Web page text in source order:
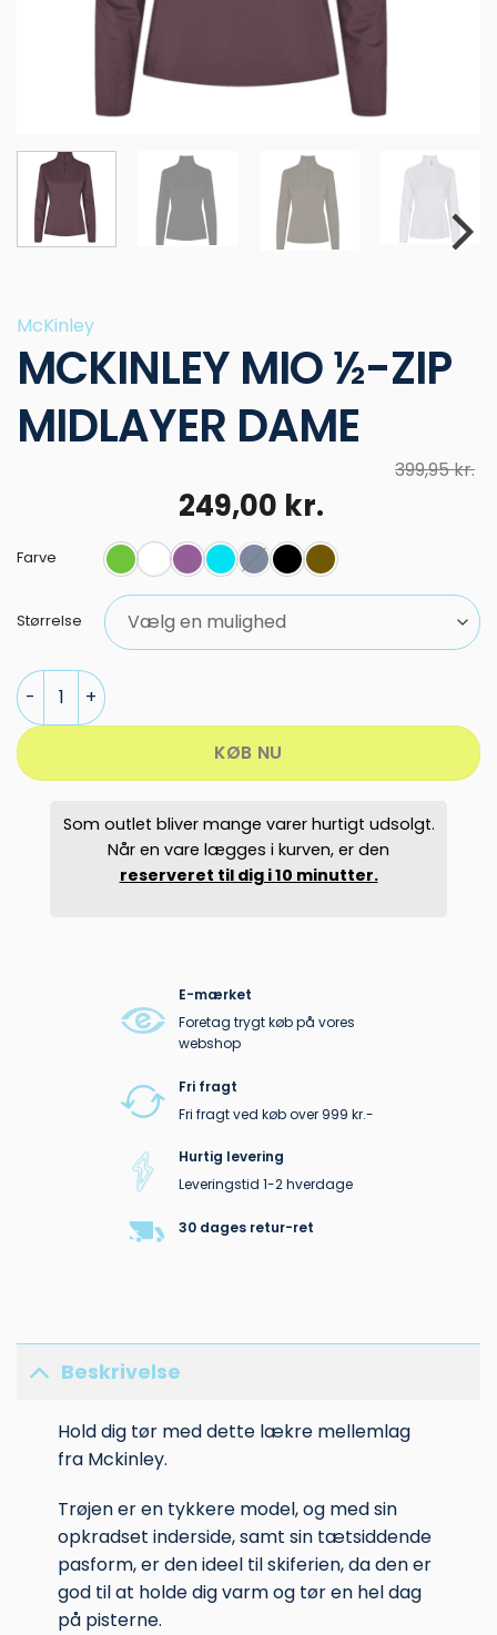
McKinley
MCKINLEY MIO ½-ZIP
MIDLAYER DAME
399,95kr.
Den
oprindelige
pris
var:
399,95 kr..
249,00 kr.
aktuelle
pris
er:
249,00 kr..
Farve
Størrelse
MCKINLEY MIO ½-ZIP MIDLAYER DAME antal
KØB NU
Som outlet bliver mange varer hurtigt udsolgt.
Når en vare lægges i kurven, er den
reserveret til dig i 10 minutter.
E-mærket
Foretag trygt køb på vores
webshop
Fri fragt
Fri fragt ved køb over 999 kr.-
Hurtig levering
Leveringstid 1-2 hverdage
30 dages retur-ret
Beskrivelse
Hold dig tør med dette lækre mellemlag
fra Mckinley.
Trøjen er en tykkere model, og med sin
opkradset inderside, samt sin tætsiddende
pasform, er den ideel til skiferien, da den er
god til at holde dig varm og tør en hel dag
på pisterne.